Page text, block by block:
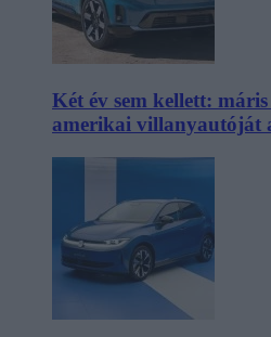
Két év sem kellett:
amerikai villanyautóját